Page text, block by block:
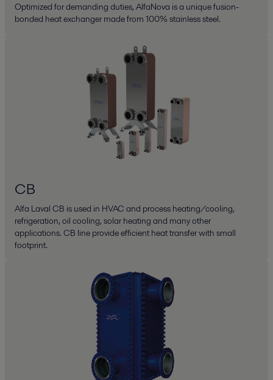
Optimized for demanding duties, AlfaNova is a unique fusion-
bonded heat exchanger made from 100% stainless steel.
CB
Alfa Laval CB is used in HVAC and process heating/cooling,
refrigeration, oil cooling, solar heating and many other
applications. CB line provide efficient heat transfer with small
footprint.